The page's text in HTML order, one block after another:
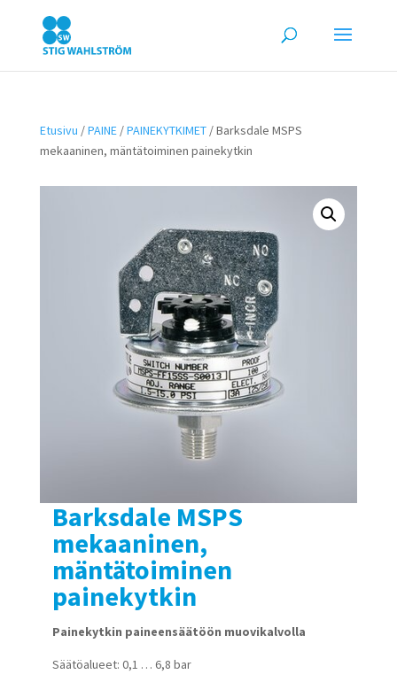
Etusivu /PAINE/PAINEKYTKIMET/ Barksdale MSPS
mekaaninen, mäntätoiminen painekytkin
Barksdale MSPS
mekaaninen,
mäntätoiminen
painekytkin
Painekytkin paineensäätöön muovikalvolla
Säätöalueet: 0,1 … 6,8 bar